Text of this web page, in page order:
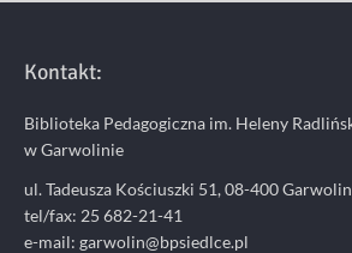
Kontakt:
Biblioteka Pedagogiczna im. Heleny
w Garwolinie
ul. Tadeusza Kościuszki 51, 08-400 Garwolin
tel/fax: 25 682-21-41
e-mail: garwolin@bpsiedlce.pl